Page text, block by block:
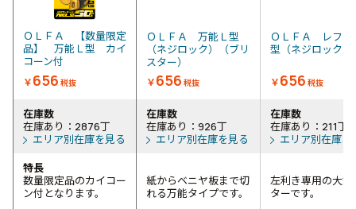
ＯＬＦＡ 【数量限定
品】 万能Ｌ型 カイ
コーン付
￥656 税抜
ＯＬＦＡ 万能Ｌ型
（ネジロック）（ブリ
スター）
￥656 税抜
ＯＬＦＡ レフテ
型（ネジロック
￥656 税抜
在庫数
在庫あり：2876丁
エリア別在庫を見る
在庫数
在庫あり：926丁
エリア別在庫を見る
在庫数
在庫あり：211丁
エリア別在庫を
特長
数量限定品のカイコー
ン付となります。
紙からベニヤ板まで切
れる万能タイプです。
左利き専用の大型
ターです。